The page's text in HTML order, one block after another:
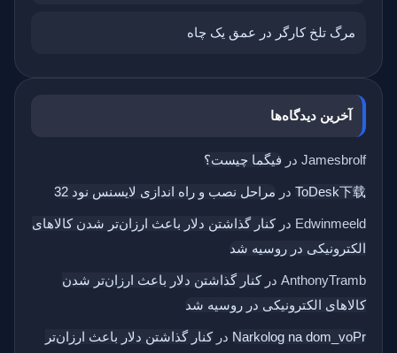
مرگ تلخ کارگر در عمق یک چاه
آخرین دیدگاه‌ها
Jamesbrolf در فیگما چیست؟
ToDesk下载 در مراحل نصب و راه اندازی لایسنس نود 32
Edwinmeeld درکنار گذاشتن دلار باعث ارزان‌تر شدن کالاهای
الکترونیکی در روسیه شد
AnthonyTramb درکنار گذاشتن دلار باعث ارزان‌تر شدن
کالاهای الکترونیکی در روسیه شد
Narkolog na dom_voPr درکنار گذاشتن دلار باعث ارزان‌تر